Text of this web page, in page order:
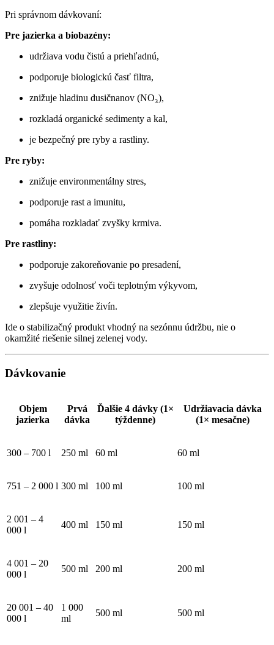
Pri správnom dávkovaní:
Pre jazierka a biobazény:
udržiava vodu čistú a priehľadnú,
podporuje biologickú časť filtra,
znižuje hladinu dusičnanov (NO₃),
rozkladá organické sedimenty a kal,
je bezpečný pre ryby a rastliny.
Pre ryby:
znižuje environmentálny stres,
podporuje rast a imunitu,
pomáha rozkladať zvyšky krmiva.
Pre rastliny:
podporuje zakoreňovanie po presadení,
zvyšuje odolnosť voči teplotným výkyvom,
zlepšuje využitie živín.
Ide o stabilizačný produkt vhodný na sezónnu údržbu, nie o
okamžité riešenie silnej zelenej vody.
Dávkovanie
Objem
jazierka
Prvá
dávka
Ďalšie 4 dávky (1×
týždenne)
Udržiavacia dávka
(1× mesačne)
300 – 700 l 250 ml 60 ml 60 ml
751 – 2 000 l 300 ml 100 ml 100 ml
2 001 – 4
000 l
400 ml 150 ml 150 ml
4 001 – 20
000 l
500 ml 200 ml 200 ml
20 001 – 40
000 l
1 000
ml
500 ml 500 ml